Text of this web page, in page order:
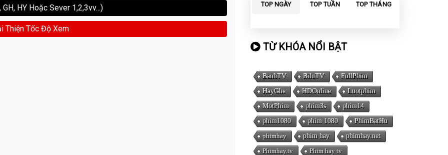
HY Hoặc Sever 1,2,3vv...)
Thiện Tốc Độ Xem
TOP NGÀY TOP TUẦN TOP THÁNG
TỪ KHÓA NỔI BẬT
BanhTV BiluTV
FullPhim
HayGhe
HDOnline
Luotphim
MotPhim
phim3s
phim14
phim1080
phim 1080
PhimBatHu
phimhay
phim hay
phimhay.net
Phimhay.tv
Phim hay tv